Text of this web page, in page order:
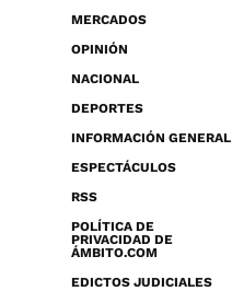
MERCADOS
OPINIÓN
NACIONAL
DEPORTES
INFORMACIÓN GENERAL
ESPECTÁCULOS
RSS
POLÍTICA DE
PRIVACIDAD DE
ÁMBITO.COM
EDICTOS JUDICIALES